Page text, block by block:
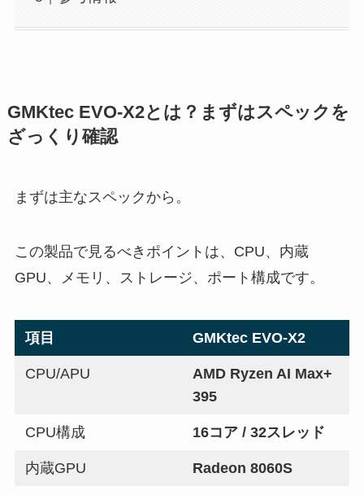
GMKtec EVO-X2とは？まずはスペックを
ざっくり確認
まずは主なスペックから。
この製品で見るべきポイントは、CPU、内蔵
GPU、メモリ、ストレージ、ポート構成です。
項目 GMKtec EVO-X2
CPU/APU
AMD Ryzen AI Max+
395
CPU構成 16コア / 32スレッド
内蔵GPU Radeon 8060S